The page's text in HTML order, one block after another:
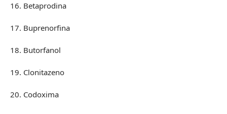
16. Betaprodina
17. Buprenorfina
18. Butorfanol
19. Clonitazeno
20. Codoxima